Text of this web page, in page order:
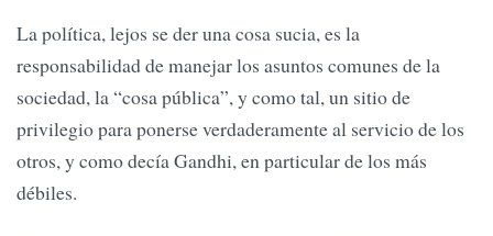
La política, lejos se der una cosa sucia, es la
responsabilidad de manejar los asuntos comunes de la
sociedad, la “cosa pública”, y como tal, un sitio de
privilegio para ponerse verdaderamente al servicio de los
otros, y como decía Gandhi, en particular de los más
débiles.